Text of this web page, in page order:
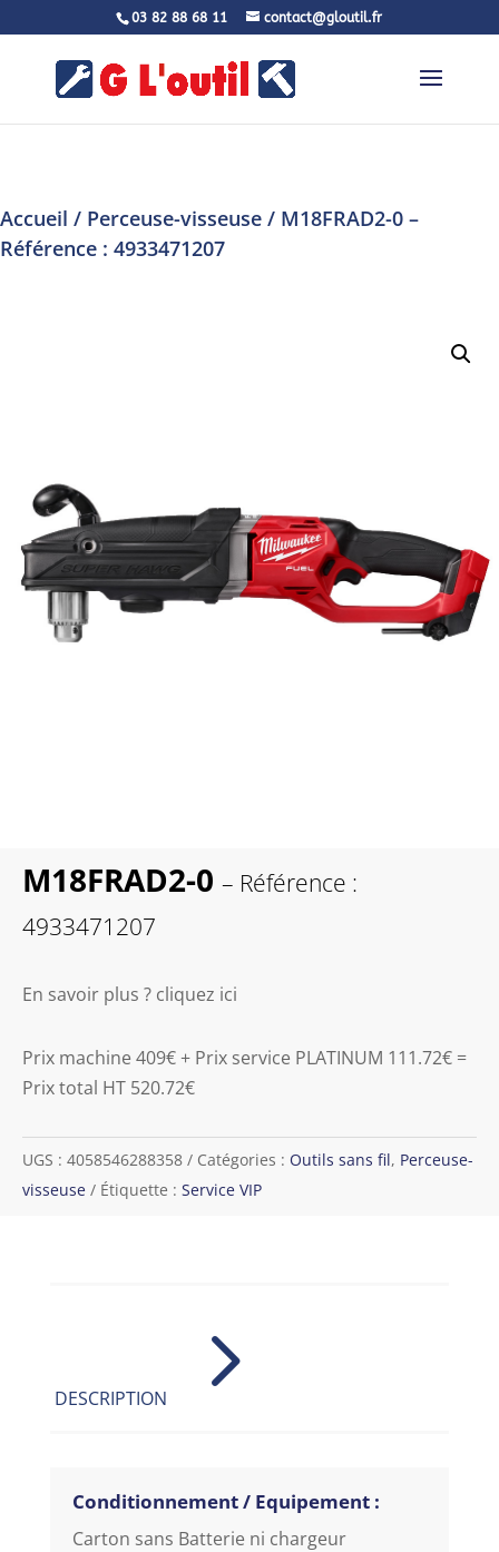
03 82 88 68 11 contact@gloutil.fr
Accueil / Perceuse-visseuse / M18FRAD2-0 –
Référence : 4933471207
M18FRAD2-0 – Référence :
4933471207
En savoir plus ? cliquez ici
Prix machine 409€ + Prix service PLATINUM 111.72€ =
Prix total HT 520.72€
UGS : 4058546288358 Catégories : Outils sans fil, Perceuse-
visseuse
Étiquette : Service VIP
DESCRIPTION 5
Conditionnement / Equipement :
Carton sans Batterie ni chargeur